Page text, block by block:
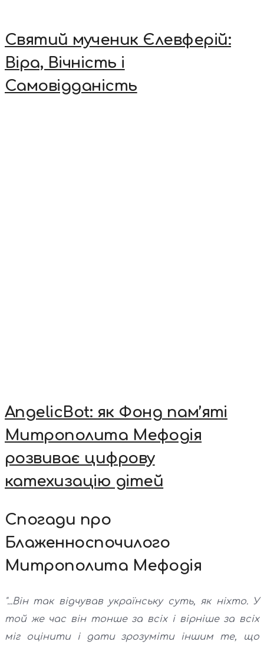
Святий мученик Єлевферій:
Віра, Вічність і
Самовідданість
AngelicBot: як Фонд пам’яті
Митрополита Мефодія
розвиває цифрову
катехизацію дітей
Спогади про
Блаженноспочилого
Митрополита Мефодія
"...Він так відчував українську суть, як ніхто. У
той же час він тонше за всіх і вірніше за всіх
міг оцінити і дати зрозуміти іншим те, що